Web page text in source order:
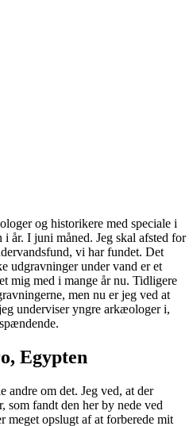
og historikere med speciale i
år. I juni måned. Jeg skal afsted for
vi har fundet. Det
udgravninger under vand er et
mig med i mange år nu. Tidligere
men nu er jeg ved at
underviser yngre arkæologer i,
Egypten
om det. Jeg ved, at der
som fandt den her by nede ved
meget opslugt af at forberede mit